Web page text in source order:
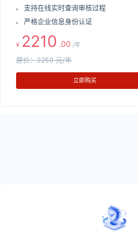
支持在线实时查询审核过程
严格企业信息身份认证
¥ 2210 .00 /年
原价：3250 元/年
立即购买